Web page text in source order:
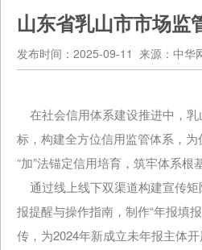
山东省乳山市市场监
发布时间：2025-09-11 来源：中华
在社会信用体系建设推进中，乳
标，构建全方位信用监管体系，为
“加”法锚定信用培育，筑牢体系根
通过线上线下双渠道构建宣传矩
报提醒与操作指南，制作“年报填
传，为2024年新成立未年报主体